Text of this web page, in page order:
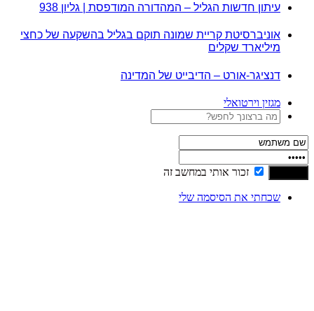
עיתון חדשות הגליל – המהדורה המודפסת | גליון 938
אוניברסיטת קריית שמונה תוקם בגליל בהשקעה של כחצי
מיליארד שקלים
דנציגר-אורט – הדיבייט של המדינה
מגזין וירטואלי
זכור אותי במחשב זה
שכחתי את הסיסמה שלי